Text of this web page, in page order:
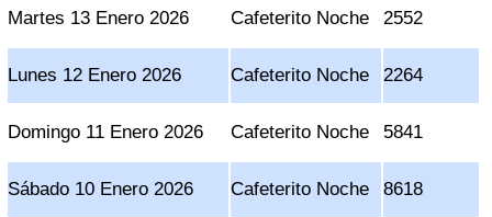
Martes 13 Enero 2026 Cafeterito Noche 2552
Lunes 12 Enero 2026 Cafeterito Noche 2264
Domingo 11 Enero 2026 Cafeterito Noche 5841
Sábado 10 Enero 2026 Cafeterito Noche 8618